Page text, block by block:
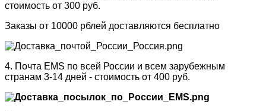
стоимость от 300 руб.
Заказы от 10000 рблей доставляются бесплатно
4. Почта EMS по всей России и всем зарубежным
странам 3-14 дней - стоимость от 400 руб.